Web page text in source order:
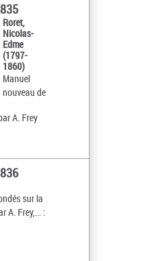
Roret,
Nicolas-
Edme
(1797-
1860)
Manuel
nouveau de
A. Frey
sur la
A. Frey,... :